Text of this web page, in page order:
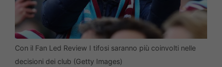
Con il Fan Led Review I tifosi saranno più coinvolti nelle
decisioni dei club (Getty Images)